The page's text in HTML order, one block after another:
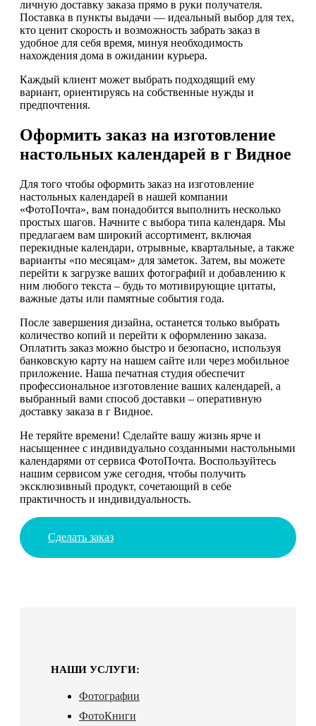
личную доставку заказа прямо в руки получателя.
Поставка в пункты выдачи — идеальный выбор для тех,
кто ценит скорость и возможность забрать заказ в
удобное для себя время, минуя необходимость
нахождения дома в ожидании курьера.
Каждый клиент может выбрать подходящий ему
вариант, ориентируясь на собственные нужды и
предпочтения.
Оформить заказ на изготовление
настольных календарей в г Видное
Для того чтобы оформить заказ на изготовление
настольных календарей в нашей компании
«ФотоПочта», вам понадобится выполнить несколько
простых шагов. Начните с выбора типа календаря. Мы
предлагаем вам широкий ассортимент, включая
перекидные календари, отрывные, квартальные, а также
варианты «по месяцам» для заметок. Затем, вы можете
перейти к загрузке ваших фотографий и добавлению к
ним любого текста – будь то мотивирующие цитаты,
важные даты или памятные события года.
После завершения дизайна, останется только выбрать
количество копий и перейти к оформлению заказа.
Оплатить заказ можно быстро и безопасно, используя
банковскую карту на нашем сайте или через мобильное
приложение. Наша печатная студия обеспечит
профессиональное изготовление ваших календарей, а
выбранный вами способ доставки – оперативную
доставку заказа в г Видное.
Не теряйте времени! Сделайте вашу жизнь ярче и
насыщеннее с индивидуально созданными настольными
календарями от сервиса ФотоПочта. Воспользуйтесь
нашим сервисом уже сегодня, чтобы получить
эксклюзивный продукт, сочетающий в себе
практичность и индивидуальность.
Сделать заказ
НАШИ УСЛУГИ:
Фотографии
ФотоКниги